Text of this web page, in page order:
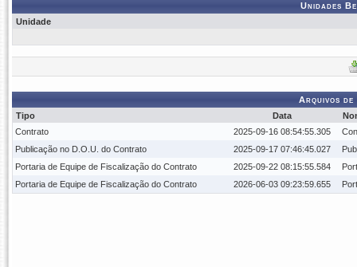
Unidades
Unidade
Arquivos
Tipo
Data
Contrato
2025-09-16 08:54:55.305
Publicação no D.O.U. do Contrato
2025-09-17 07:46:45.027
Portaria de Equipe de Fiscalização do Contrato
2025-09-22 08:15:55.584
Portaria de Equipe de Fiscalização do Contrato
2026-06-03 09:23:59.655